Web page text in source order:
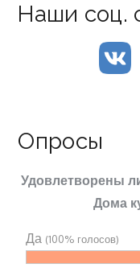
Наши соц.
Опросы
Удовлетворены
Дома
Да (100% голосов)